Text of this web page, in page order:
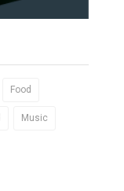
Food
Music